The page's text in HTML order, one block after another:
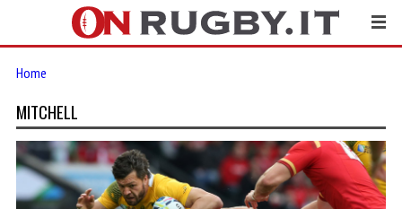
Home
MITCHELL